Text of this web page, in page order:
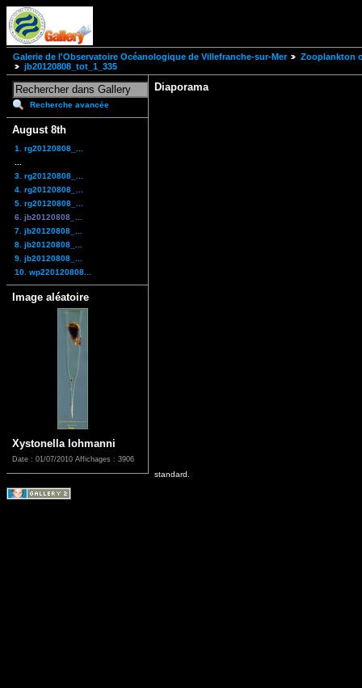
Galerie de l'Observatoire Océanologique de Villefranche-sur-Mer
Zooplankton
jb20120808_tot_1_335
Recherche avancée
August 8th
1. rg20120808_...
3. rg20120808_...
4. rg20120808_...
5. rg20120808_...
6. jb20120808_...
7. jb20120808_...
8. jb20120808_...
9. jb20120808_...
10. wp220120808...
Image aléatoire
Xystonella lohmanni
Date : 01/07/2010 Affichages : 3906
Diaporama
standard.